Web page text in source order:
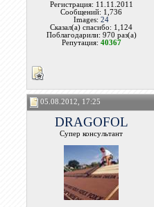
Регистрация: 11.11.2011
Сообщений: 1,736
Images:24
Сказал(а) спасибо: 1,124
Поблагодарили: 970 раз(а)
Репутация: 40367
05.08.2012, 17:25
DRAGOFOL
Супер консультант